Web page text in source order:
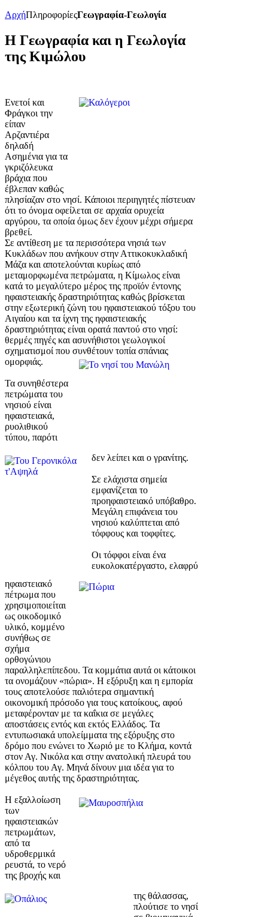
ΑρχήΠληροφορίεςΓεωγραφία-Γεωλογία
Η Γεωγραφία και η Γεωλογία
της Κιμώλου
Ενετοί και
Φράγκοι την
είπαν
Αρζαντιέρα
δηλαδή
Ασημένια για τα
γκριζόλευκα
βράχια που
έβλεπαν καθώς
πλησίαζαν στο νησί. Κάποιοι περιηγητές πίστευαν
ότι το όνομα οφείλεται σε αρχαία ορυχεία
αργύρου, τα οποία όμως δεν έχουν μέχρι σήμερα
βρεθεί.
Σε αντίθεση με τα περισσότερα νησιά των
Κυκλάδων που ανήκουν στην Αττικοκυκλαδική
Μάζα και αποτελούνται κυρίως από
μεταμορφωμένα πετρώματα, η Κίμωλος είναι
κατά το μεγαλύτερο μέρος της προϊόν έντονης
ηφαιστειακής δραστηριότητας καθώς βρίσκεται
στην εξωτερική ζώνη του ηφαιστειακού τόξου του
Αιγαίου και τα ίχνη της ηφαιστειακής
δραστηριότητας είναι ορατά παντού στο νησί:
θερμές πηγές και ασυνήθιστοι γεωλογικοί
σχηματισμοί που συνθέτουν τοπία σπάνιας
ομορφιάς.
Τα συνηθέστερα
πετρώματα του
νησιού είναι
ηφαιστειακά,
ρυολιθικού
τύπου, παρότι
δεν λείπει και ο γρανίτης.
Σε ελάχιστα σημεία
εμφανίζεται το
προηφαιστειακό υπόβαθρο.
Μεγάλη επιφάνεια του
νησιού καλύπτεται από
τόφφους και τοφφίτες.
Οι τόφφοι είναι ένα
ευκολοκατέργαστο, ελαφρύ
ηφαιστειακό
πέτρωμα που
χρησιμοποιείται
ως οικοδομικό
υλικό, κομμένο
συνήθως σε
σχήμα
ορθογώνιου
παραλληλεπίπεδου. Τα κομμάτια αυτά οι κάτοικοι
τα ονομάζουν «πώρια». Η εξόρυξη και η εμπορία
τους αποτελούσε παλιότερα σημαντική
οικονομική πρόσοδο για τους κατοίκους, αφού
μεταφέρονταν με τα καΐκια σε μεγάλες
αποστάσεις εντός και εκτός Ελλάδος. Τα
εντυπωσιακά υπολείμματα της εξόρυξης στο
δρόμο που ενώνει το Χωριό με το Κλήμα, κοντά
στον Αγ. Νικόλα και στην ανατολική πλευρά του
κόλπου του Αγ. Μηνά δίνουν μια ιδέα για το
μέγεθος αυτής της δραστηριότητας.
Η εξαλλοίωση
των
ηφαιστειακών
πετρωμάτων,
από τα
υδροθερμικά
ρευστά, το νερό
της βροχής και
της θάλασσας,
πλούτισε το νησί